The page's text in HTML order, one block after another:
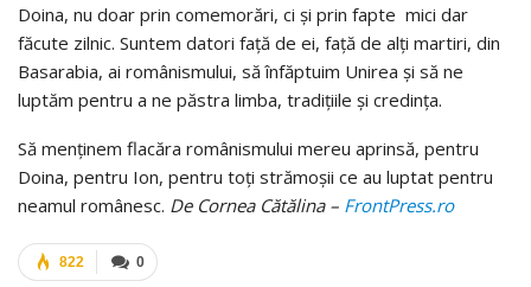
Doina, nu doar prin comemorări, ci şi prin fapte mici dar
făcute zilnic. Suntem datori faţă de ei, faţă de alţi martiri, din
Basarabia, ai românismului, să înfăptuim Unirea şi să ne
luptăm pentru a ne păstra limba, tradiţiile şi credinţa.
Să menţinem flacăra românismului mereu aprinsă, pentru
Doina, pentru Ion, pentru toţi strămoşii ce au luptat pentru
neamul românesc. De Cornea Cătălina – FrontPress.ro
0
822